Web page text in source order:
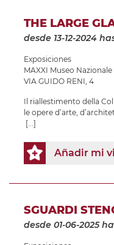
THE LARGE
desde 13-12-2024
Exposiciones
MAXXI Museo
VIA GUIDO RENI, 4
Il riallestimento della
le opere d’arte,
[...]
Añadir mi
SGUARDI
desde 01-06-2025